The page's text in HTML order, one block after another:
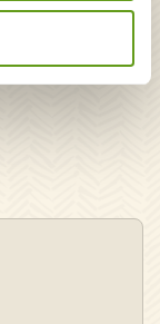
YOUTUBE
OP TIKTOK